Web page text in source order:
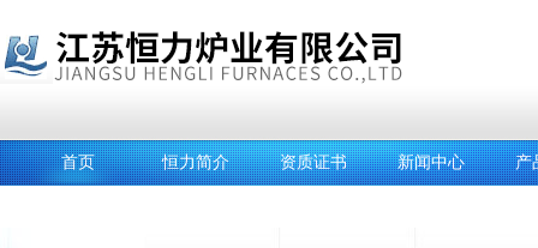
首页 恒力简介 资质证书 新闻中心 产